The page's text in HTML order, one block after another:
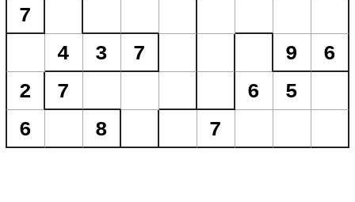
7
4
3 7 9
6
2
7 6
5
6
8 7